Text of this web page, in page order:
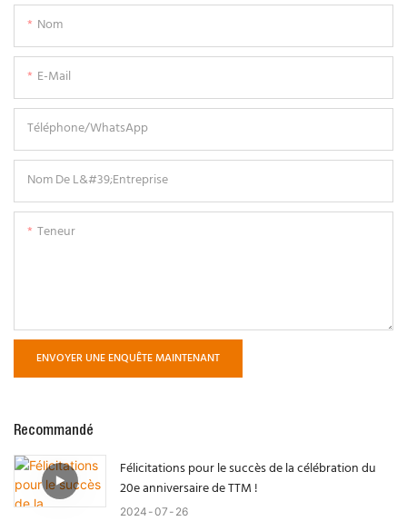
Nom
E-Mail
Téléphone/WhatsApp
Nom De L&#39;entreprise
Teneur
ENVOYER UNE ENQUÊTE MAINTENANT
Recommandé
Félicitations pour le succès de la célébration du
20e anniversaire de TTM !
2024 07 26